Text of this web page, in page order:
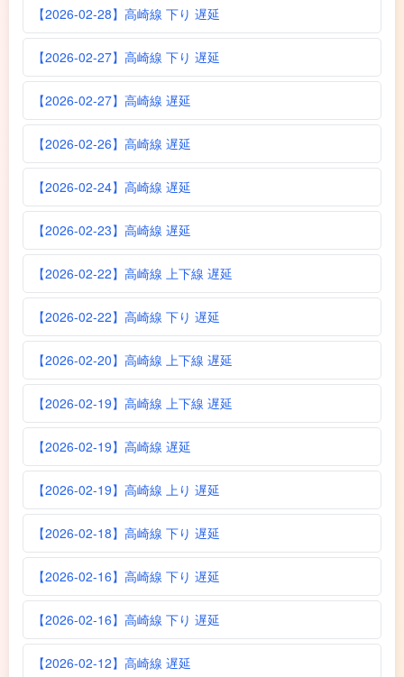
【2026-02-28】高崎線 下り 遅延
【2026-02-27】高崎線 下り 遅延
【2026-02-27】高崎線 遅延
【2026-02-26】高崎線 遅延
【2026-02-24】高崎線 遅延
【2026-02-23】高崎線 遅延
【2026-02-22】高崎線 上下線 遅延
【2026-02-22】高崎線 下り 遅延
【2026-02-20】高崎線 上下線 遅延
【2026-02-19】高崎線 上下線 遅延
【2026-02-19】高崎線 遅延
【2026-02-19】高崎線 上り 遅延
【2026-02-18】高崎線 下り 遅延
【2026-02-16】高崎線 下り 遅延
【2026-02-16】高崎線 下り 遅延
【2026-02-12】高崎線 遅延